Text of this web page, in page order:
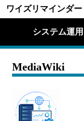
ワイズリマインダー
システム運用
MediaWiki